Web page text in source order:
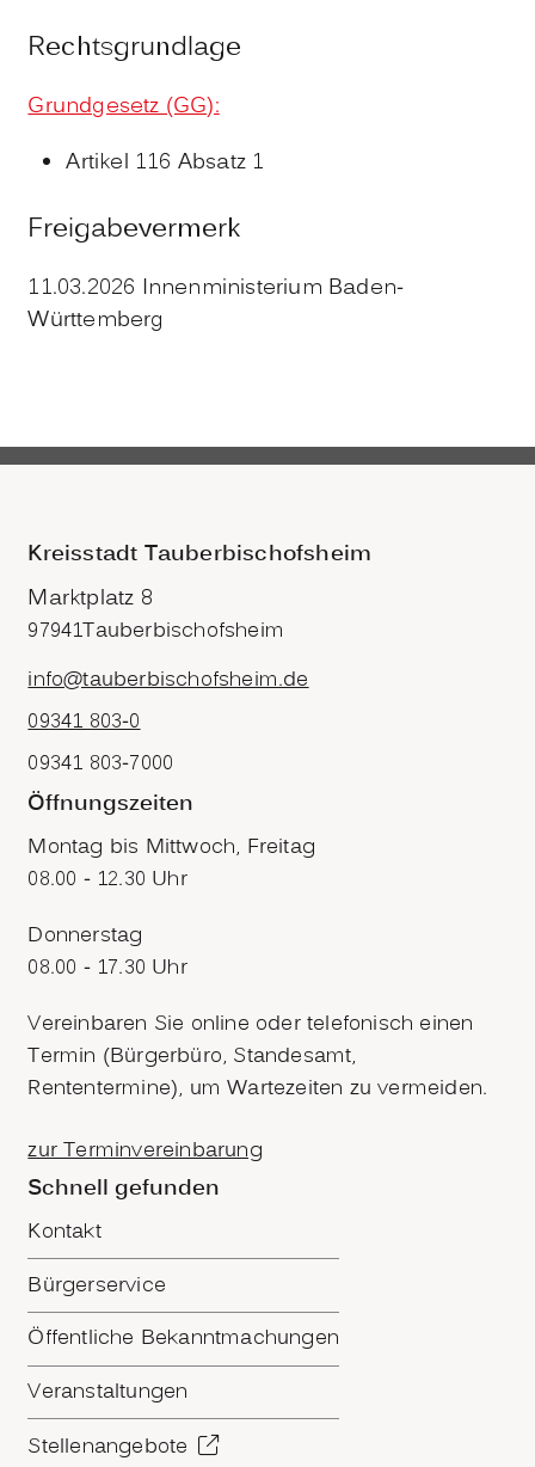
Rechtsgrundlage
Grundgesetz (GG):
Artikel 116 Absatz 1
Freigabevermerk
11.03.2026 Innenministerium Baden-
Württemberg
Kreisstadt Tauberbischofsheim
Marktplatz 8
97941Tauberbischofsheim
info@tauberbischofsheim.de
09341 803-0
09341 803-7000
Öffnungszeiten
Montag bis Mittwoch, Freitag
08.00 - 12.30 Uhr
Donnerstag
08.00 - 17.30 Uhr
Vereinbaren Sie online oder telefonisch einen
Termin (Bürgerbüro, Standesamt,
Rententermine), um Wartezeiten zu vermeiden.
zur Terminvereinbarung
Schnell gefunden
Kontakt
Bürgerservice
Öffentliche Bekanntmachungen
Veranstaltungen
Stellenangebote